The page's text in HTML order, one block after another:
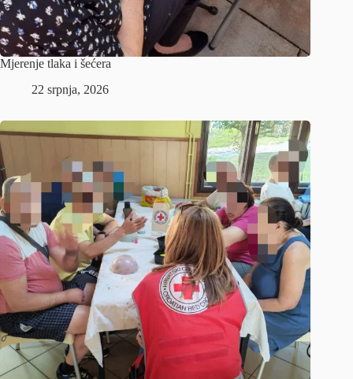
Mjerenje tlaka i šećera
22 srpnja, 2026